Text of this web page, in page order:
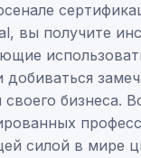
вы получите
своего бизнеса.
силой в мире